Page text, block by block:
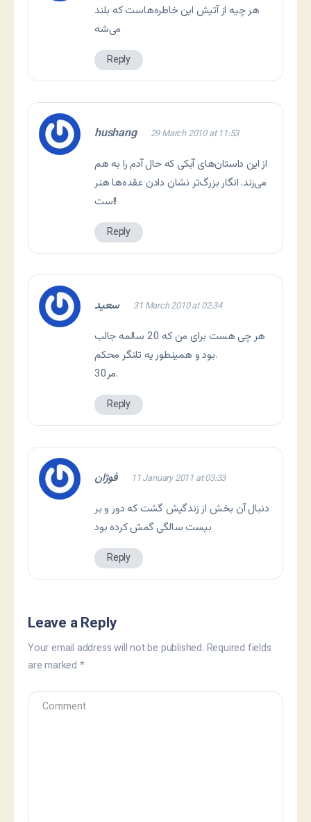
هر چیه از آتیش این خاطره‌هاست که بلند
می‌شه
Reply
hushang 29 March 2010 at 11:53
از این داستان‌های آبکی که حال آدم را به هم
می‌زند. انگار بزرگ‌تر نشان دادن عقده‌ها هنر
است!
Reply
سعید 31 March 2010 at 02:34
هر چی هست برای من که 20 سالمه جالب
بود و همینطور یه تلنگر محکم.
مر30.
Reply
فوژان 11 January 2011 at 03:33
دنبال آن بخش از زندگیش گشت که دور و بر
بیست سالگی گمش کرده بود
Reply
Leave a Reply
Your email address will not be published. Required fields
are marked *